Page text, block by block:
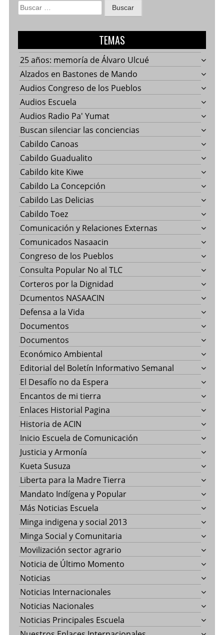
Buscar:
TEMAS
25 años: memoría de Álvaro Ulcué
Alzados en Bastones de Mando
Audios Congreso de los Pueblos
Audios Escuela
Audios Radio Pa' Yumat
Buscan silenciar las conciencias
Cabildo Canoas
Cabildo Guadualito
Cabildo kite Kiwe
Cabildo La Concepción
Cabildo Las Delicias
Cabildo Toez
Comunicación y Relaciones Externas
Comunicados Nasaacin
Congreso de los Pueblos
Consulta Popular No al TLC
Corteros por la Dignidad
Dcumentos NASAACIN
Defensa a la Vida
Documentos
Documentos
Económico Ambiental
Editorial del Boletín Informativo Semanal
El Desafío no da Espera
Encantos de mi tierra
Enlaces Historial Pagina
Historia de ACIN
Inicio Escuela de Comunicación
Justicia y Armonía
Kueta Susuza
Liberta para la Madre Tierra
Mandato Indígena y Popular
Más Noticias Escuela
Minga indigena y social 2013
Minga Social y Comunitaria
Movilización sector agrario
Noticia de Último Momento
Noticias
Noticias Internacionales
Noticias Nacionales
Noticias Principales Escuela